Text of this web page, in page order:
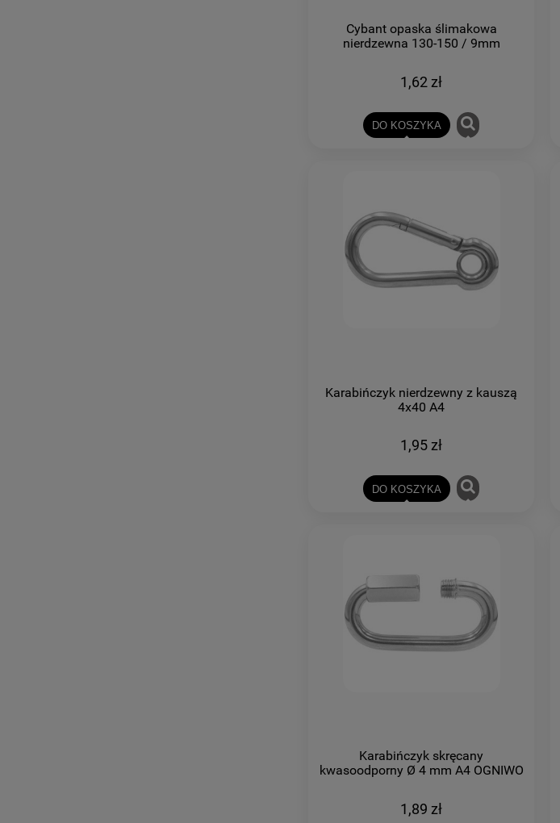
Cybant opaska ślimakowa
nierdzewna 130-150 / 9mm
1,62 zł
DO KOSZYKA
Karabińczyk nierdzewny z kauszą
4x40 A4
1,95 zł
DO KOSZYKA
Karabińczyk skręcany
kwasoodporny Ø 4 mm A4 OGNIWO
1,89 zł